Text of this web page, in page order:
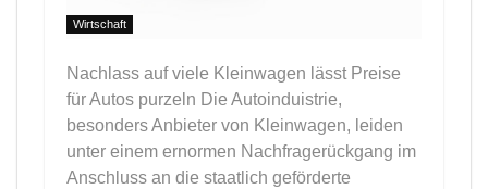
Wirtschaft
Nachlass auf viele Kleinwagen lässt Preise
für Autos purzeln Die Autoinduistrie,
besonders Anbieter von Kleinwagen, leiden
unter einem ernormen Nachfragerückgang im
Anschluss an die staatlich geförderte